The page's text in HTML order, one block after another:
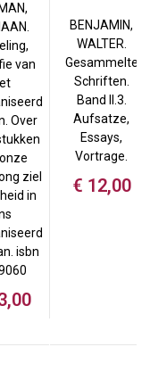
van
Over
ziel
in
isbn
BENJAMIN,
WALTER.
Gesammelte
Schriften.
Band II.3.
Aufsatze,
Essays,
Vortrage.
€ 12,00